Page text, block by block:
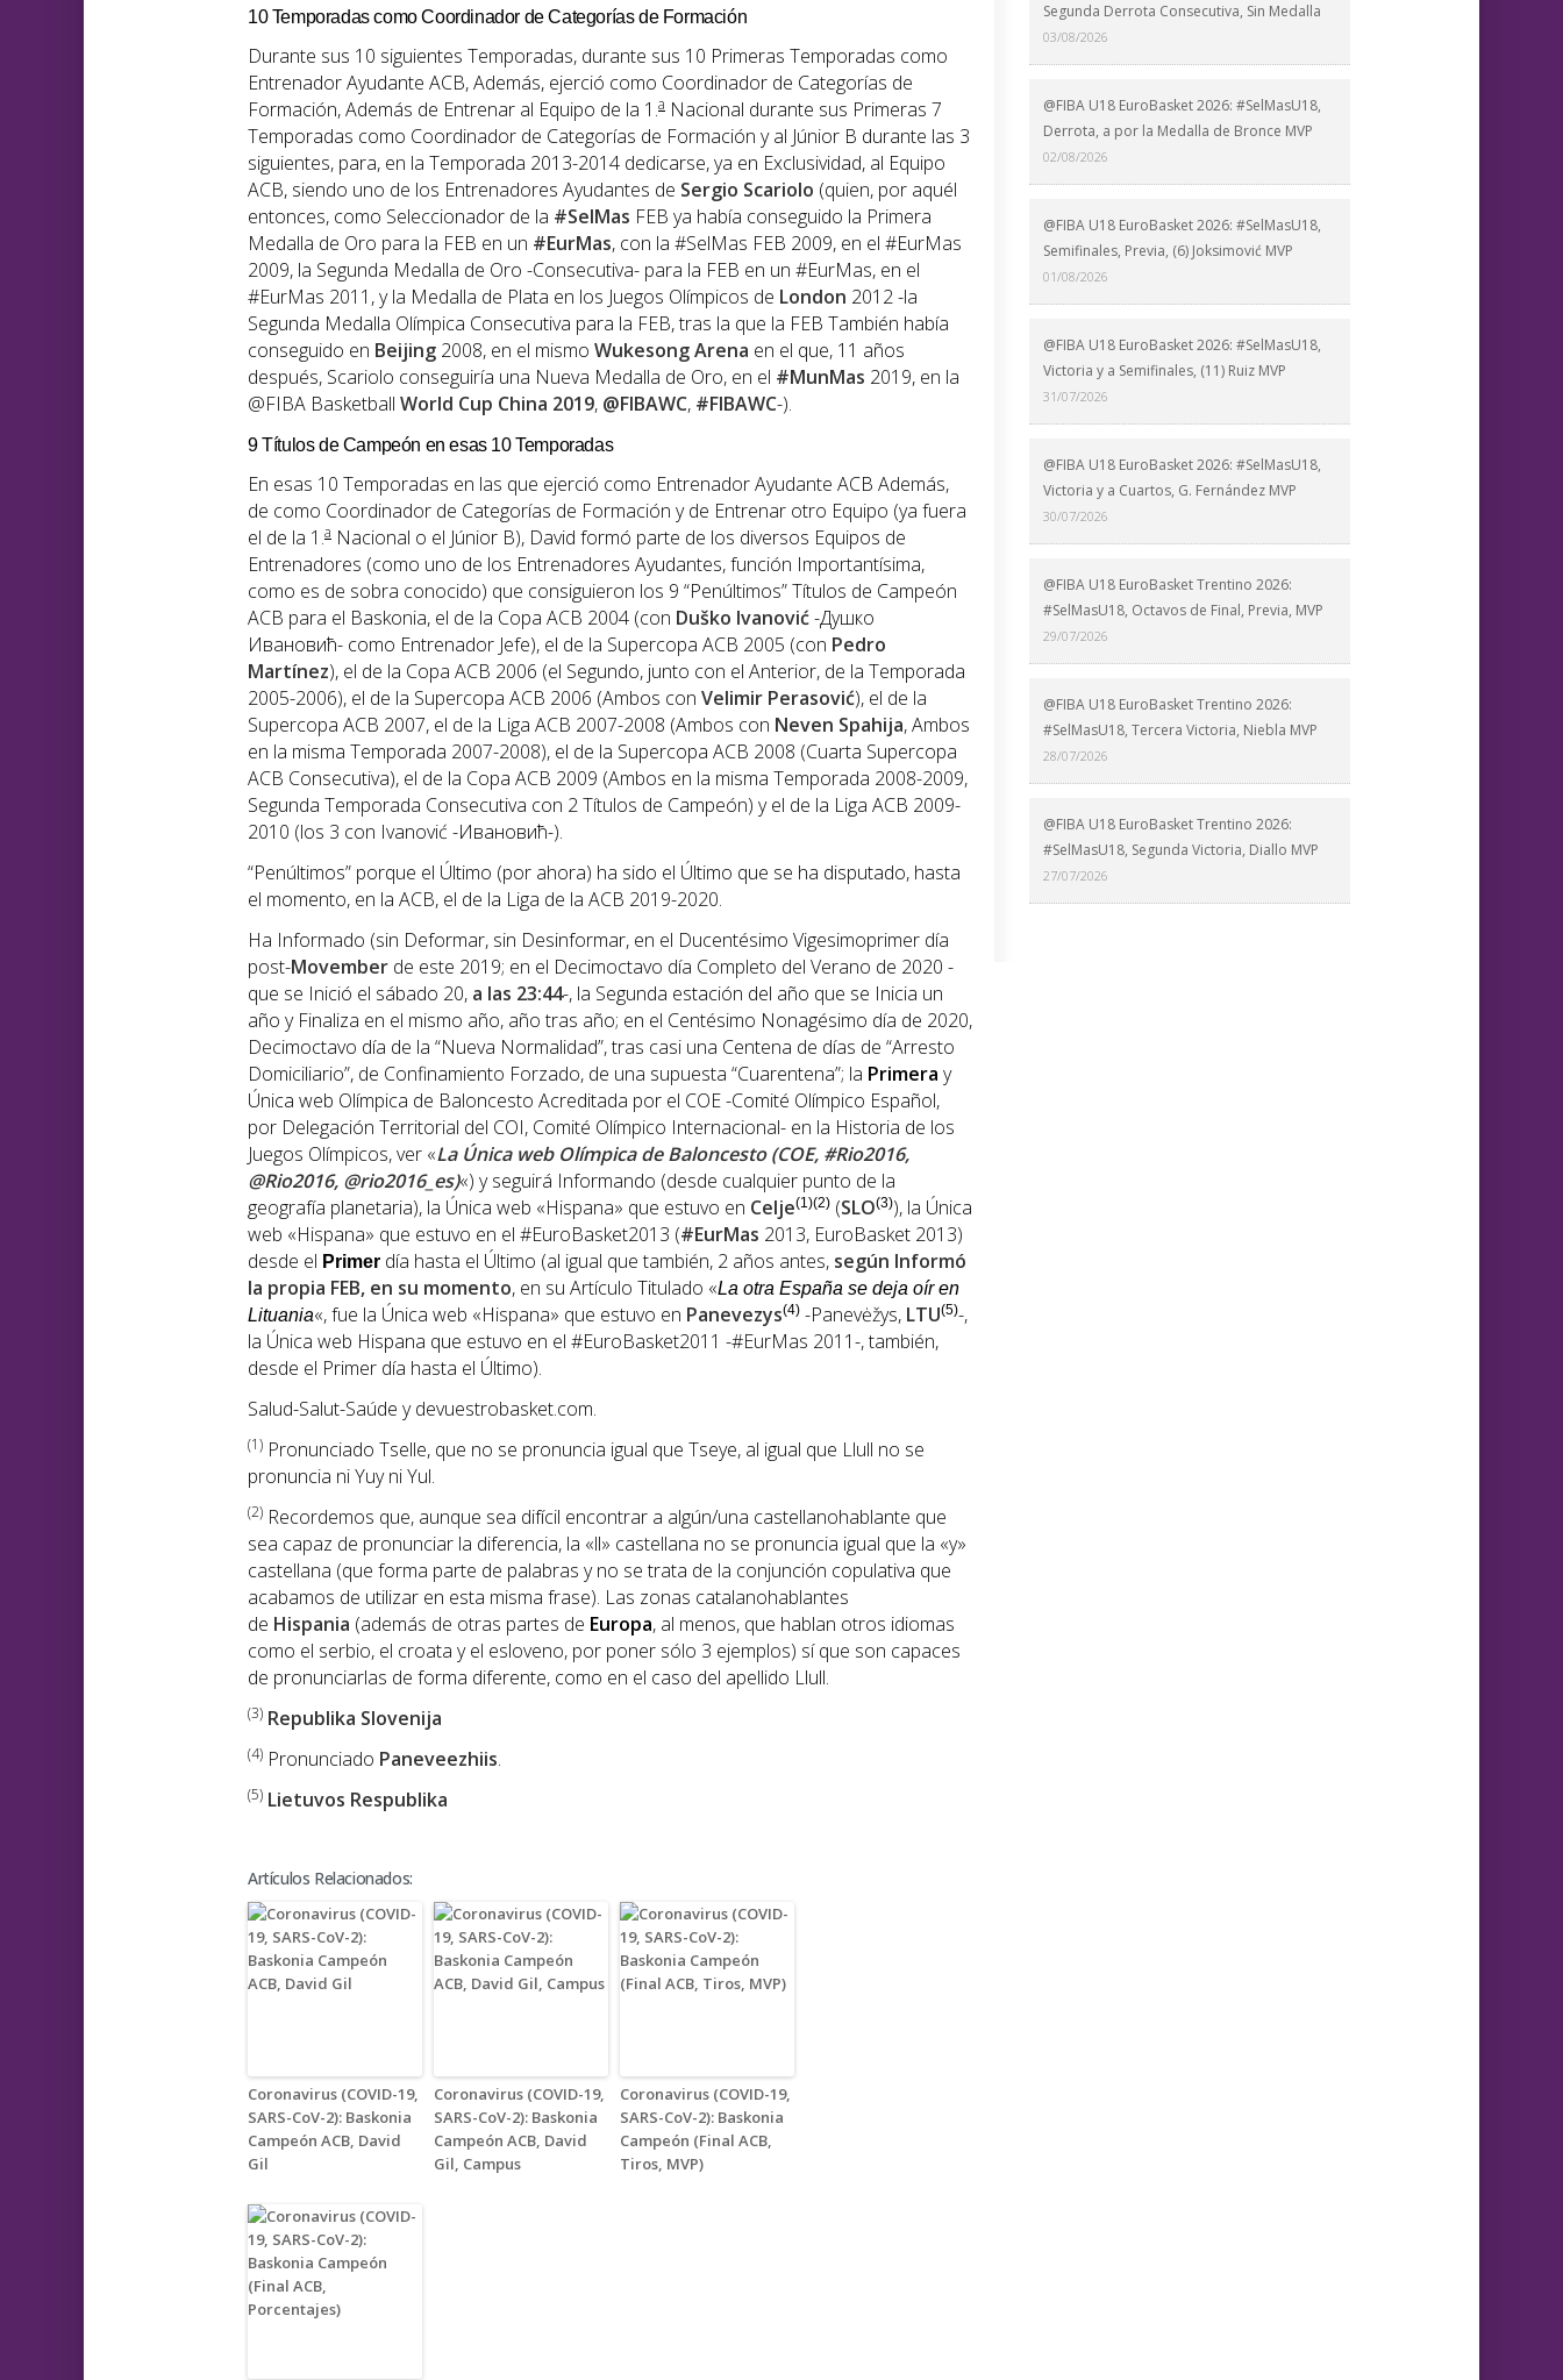
10 Temporadas como Coordinador de Categorías de Formación
Durante sus 10 siguientes Temporadas, durante sus 10 Primeras Temporadas como
Entrenador Ayudante ACB, Además, ejerció como Coordinador de Categorías de
Formación, Además de Entrenar al Equipo de la 1.a Nacional durante sus Primeras 7
Temporadas como Coordinador de Categorías de Formación y al Júnior B durante las 3
siguientes, para, en la Temporada 2013-2014 dedicarse, ya en Exclusividad, al Equipo
ACB, siendo uno de los Entrenadores Ayudantes de Sergio Scariolo (quien, por aquél
entonces, como Seleccionador de la #SelMas FEB ya había conseguido la Primera
Medalla de Oro para la FEB en un #EurMas, con la #SelMas FEB 2009, en el #EurMas
2009, la Segunda Medalla de Oro -Consecutiva- para la FEB en un #EurMas, en el
#EurMas 2011, y la Medalla de Plata en los Juegos Olímpicos de London 2012 -la
Segunda Medalla Olímpica Consecutiva para la FEB, tras la que la FEB También había
conseguido en Beijing 2008, en el mismo Wukesong Arena en el que, 11 años
después, Scariolo conseguiría una Nueva Medalla de Oro, en el #MunMas 2019, en la
@FIBA Basketball World Cup China 2019, @FIBAWC, #FIBAWC-).
9 Títulos de Campeón en esas 10 Temporadas
En esas 10 Temporadas en las que ejerció como Entrenador Ayudante ACB Además,
de como Coordinador de Categorías de Formación y de Entrenar otro Equipo (ya fuera
el de la 1.a Nacional o el Júnior B), David formó parte de los diversos Equipos de
Entrenadores (como uno de los Entrenadores Ayudantes, función Importantísima,
como es de sobra conocido) que consiguieron los 9 “Penúltimos” Títulos de Campeón
ACB para el Baskonia, el de la Copa ACB 2004 (con Duško Ivanović-Душко
Ивановић- como Entrenador Jefe), el de la Supercopa ACB 2005 (con Pedro
Martínez), el de la Copa ACB 2006 (el Segundo, junto con el Anterior, de la Temporada
2005-2006), el de la Supercopa ACB 2006 (Ambos con Velimir Perasović), el de la
Supercopa ACB 2007, el de la Liga ACB 2007-2008 (Ambos con Neven Spahija, Ambos
en la misma Temporada 2007-2008), el de la Supercopa ACB 2008 (Cuarta Supercopa
ACB Consecutiva), el de la Copa ACB 2009 (Ambos en la misma Temporada 2008-2009,
Segunda Temporada Consecutiva con 2 Títulos de Campeón) y el de la Liga ACB 2009-
2010 (los 3 con Ivanović -Ивановић-).
“Penúltimos” porque el Último (por ahora) ha sido el Último que se ha disputado, hasta
el momento, en la ACB, el de la Liga de la ACB 2019-2020.
Ha Informado (sin Deformar, sin Desinformar, en el Ducentésimo Vigesimoprimer día
post-Movember de este 2019; en el Decimoctavo día Completo del Verano de 2020 -
que se Inició el sábado 20, a las 23:44-, la Segunda estación del año que se Inicia un
año y Finaliza en el mismo año, año tras año; en el Centésimo Nonagésimo día de 2020,
Decimoctavo día de la “Nueva Normalidad”, tras casi una Centena de días de “Arresto
Domiciliario”, de Confinamiento Forzado, de una supuesta “Cuarentena”; la Primera y
Única web Olímpica de Baloncesto Acreditada por el COE -Comité Olímpico Español,
por Delegación Territorial del COI, Comité Olímpico Internacional- en la Historia de los
Juegos Olímpicos, ver «La Única web Olímpica de Baloncesto (COE, #Rio2016,
@Rio2016, @rio2016_es)«) y seguirá Informando (desde cualquier punto de la
geografía planetaria), la Única web «Hispana» que estuvo en Celje(1)(2) (SLO(3)), la Única
web «Hispana» que estuvo en el #EuroBasket2013 (#EurMas 2013, EuroBasket 2013)
desde el Primer día hasta el Último (al igual que también, 2 años antes, según Informó
la propia FEB, en su momento, en su Artículo Titulado «La otra España se deja oír en
Lituania«, fue la Única web «Hispana» que estuvo en Panevezys(4) -Panevėžys, LTU(5)-,
la Única web Hispana que estuvo en el #EuroBasket2011 -#EurMas 2011-, también,
desde el Primer día hasta el Último).
Salud-Salut-Saúde y devuestrobasket.com.
(1) Pronunciado Tselle, que no se pronuncia igual que Tseye, al igual que Llull no se
pronuncia ni Yuy ni Yul.
(2) Recordemos que, aunque sea difícil encontrar a algún/una castellanohablante que
sea capaz de pronunciar la diferencia, la «ll» castellana no se pronuncia igual que la «y»
castellana (que forma parte de palabras y no se trata de la conjunción copulativa que
acabamos de utilizar en esta misma frase). Las zonas catalanohablantes
de Hispania (además de otras partes de Europa, al menos, que hablan otros idiomas
como el serbio, el croata y el esloveno, por poner sólo 3 ejemplos) sí que son capaces
de pronunciarlas de forma diferente, como en el caso del apellido Llull.
(3) Republika Slovenija
(4) Pronunciado Paneveezhiis.
(5) Lietuvos Respublika
Artículos Relacionados:
Coronavirus (COVID-19,
SARS-CoV-2): Baskonia
Campeón ACB, David
Gil
Coronavirus (COVID-19,
SARS-CoV-2): Baskonia
Campeón ACB, David
Gil, Campus
Coronavirus (COVID-19,
SARS-CoV-2): Baskonia
Campeón (Final ACB,
Tiros, MVP)
Segunda Derrota Consecutiva, Sin Medalla
03/08/2026
@FIBA U18 EuroBasket 2026: #SelMasU18,
Derrota, a por la Medalla de Bronce MVP
02/08/2026
@FIBA U18 EuroBasket 2026: #SelMasU18,
Semifinales, Previa, (6) Joksimović MVP
01/08/2026
@FIBA U18 EuroBasket 2026: #SelMasU18,
Victoria y a Semifinales, (11) Ruiz MVP
31/07/2026
@FIBA U18 EuroBasket 2026: #SelMasU18,
Victoria y a Cuartos, G. Fernández MVP
30/07/2026
@FIBA U18 EuroBasket Trentino 2026:
#SelMasU18, Octavos de Final, Previa, MVP
29/07/2026
@FIBA U18 EuroBasket Trentino 2026:
#SelMasU18, Tercera Victoria, Niebla MVP
28/07/2026
@FIBA U18 EuroBasket Trentino 2026:
#SelMasU18, Segunda Victoria, Diallo MVP
27/07/2026